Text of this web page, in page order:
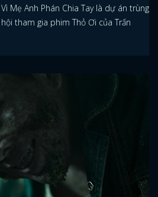
Mẹ Anh Phán Chia Tay là dự án trùng
tham gia phim Thỏ Ơi của Trấn